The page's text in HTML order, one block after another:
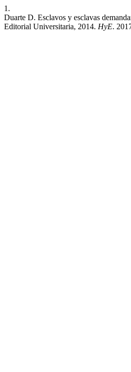
1.
Duarte D. Esclavos y esclavas
Editorial Universitaria, 2014. HyE.